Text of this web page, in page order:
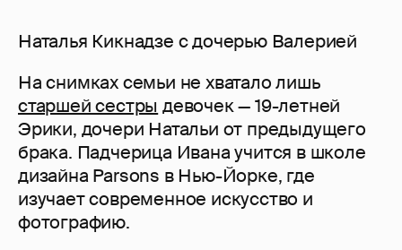
Наталья Кикнадзе с дочерью Валерией
На снимках семьи не хватало лишь
старшей сестры девочек — 19-летней
Эрики, дочери Натальи от предыдущего
брака. Падчерица Ивана учится в школе
дизайна Parsons в Нью-Йорке, где
изучает современное искусство и
фотографию.